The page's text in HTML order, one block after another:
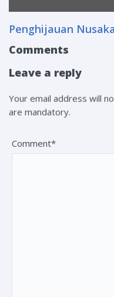
Penghijauan
Comments
Leave a reply
Your email address will
are mandatory.
Comment*